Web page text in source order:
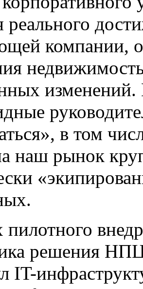
реального
компании,
в том
наш рынок
решения
IT-